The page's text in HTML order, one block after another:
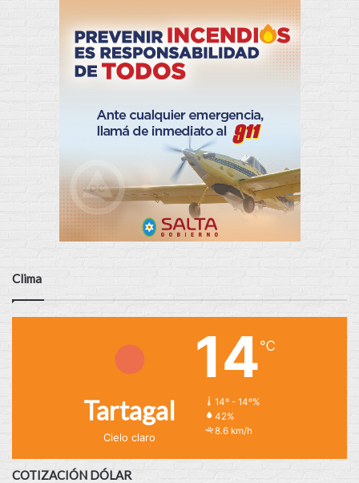
Clima
Tartagal
Cielo claro
14℃
14º - 14º%
42%
8.6 km/h
COTIZACIÓN DÓLAR